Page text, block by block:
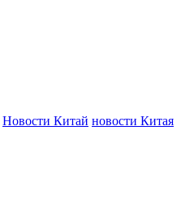
Новости Китай новости Китая